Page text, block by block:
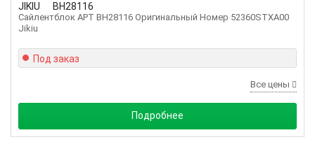
JIKIU BH28116
Сайлентблок АРТ BH28116 Оригинальный Номер 52360STXA00
Jikiu
Под заказ
Все цены
Подробнее